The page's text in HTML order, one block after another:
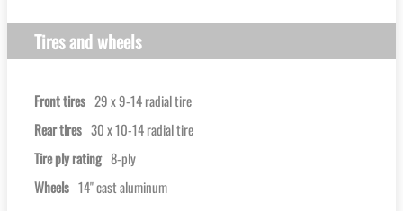
Tires and wheels
Front tires 29 x 9-14 radial tire
Rear tires 30 x 10-14 radial tire
Tire ply rating 8-ply
Wheels 14'' cast aluminum